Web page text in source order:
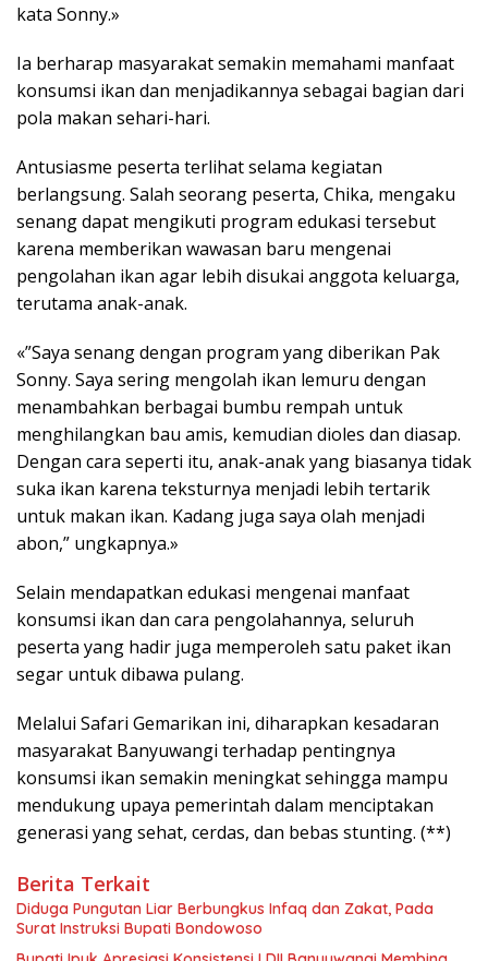
kata Sonny.»
Ia berharap masyarakat semakin memahami manfaat
konsumsi ikan dan menjadikannya sebagai bagian dari
pola makan sehari-hari.
Antusiasme peserta terlihat selama kegiatan
berlangsung. Salah seorang peserta, Chika, mengaku
senang dapat mengikuti program edukasi tersebut
karena memberikan wawasan baru mengenai
pengolahan ikan agar lebih disukai anggota keluarga,
terutama anak-anak.
«”Saya senang dengan program yang diberikan Pak
Sonny. Saya sering mengolah ikan lemuru dengan
menambahkan berbagai bumbu rempah untuk
menghilangkan bau amis, kemudian dioles dan diasap.
Dengan cara seperti itu, anak-anak yang biasanya tidak
suka ikan karena teksturnya menjadi lebih tertarik
untuk makan ikan. Kadang juga saya olah menjadi
abon,” ungkapnya.»
Selain mendapatkan edukasi mengenai manfaat
konsumsi ikan dan cara pengolahannya, seluruh
peserta yang hadir juga memperoleh satu paket ikan
segar untuk dibawa pulang.
Melalui Safari Gemarikan ini, diharapkan kesadaran
masyarakat Banyuwangi terhadap pentingnya
konsumsi ikan semakin meningkat sehingga mampu
mendukung upaya pemerintah dalam menciptakan
generasi yang sehat, cerdas, dan bebas stunting. (**)
Berita Terkait
Diduga Pungutan Liar Berbungkus Infaq dan Zakat, Pada
Surat Instruksi Bupati Bondowoso